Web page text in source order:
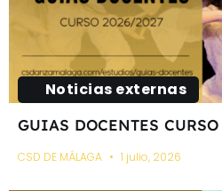
Noticias externas
GUIAS DOCENTES
CSD DE MÁLAGA 1 julio, 2026